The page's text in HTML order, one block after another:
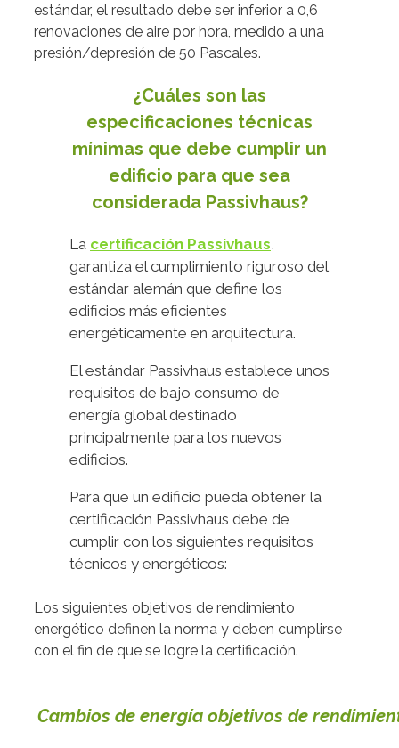
estándar, el resultado debe ser inferior a 0,6
renovaciones de aire por hora, medido a una
presión/depresión de 50 Pascales.
¿Cuáles son las
especificaciones técnicas
mínimas que debe cumplir un
edificio para que sea
considerada Passivhaus?
La certificación Passivhaus
garantiza el cumplimiento riguroso del
estándar alemán que define los
edificios más eficientes
energéticamente en arquitectura.
El estándar Passivhaus establece unos
requisitos de bajo consumo de
energía global destinado
principalmente para los nuevos
edificios.
Para que un edificio pueda obtener la
certificación Passivhaus debe de
cumplir con los siguientes requisitos
técnicos y energéticos:
Los siguientes objetivos de rendimiento
energético definen la norma y deben cumplirse
con el fin de que se logre la certificación.
Cambios de energía objetivos de